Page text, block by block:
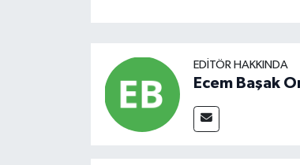
EDITÖR HAKKINDA
Ecem Başak